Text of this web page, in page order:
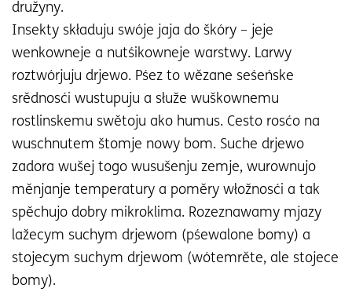
družyny.
Insekty składuju swóje jaja do škóry – jeje
wenkowneje a nutśikowneje warstwy. Larwy
roztwórjuju drjewo. Pśez to wězane seśeńske
srědnosći wustupuju a słuže wuškownemu
rostlinskemu swětoju ako humus. Cesto rosćo na
wuschnutem štomje nowy bom. Suche drjewo
zadora wušej togo wusušenju zemje, wurownujo
měnjanje temperatury a poměry włožnosći a tak
spěchujo dobry mikroklima. Rozeznawamy mjazy
lažecym suchym drjewom (pśewalone bomy) a
stojecym suchym drjewom (wótemrěte, ale stojece
bomy).